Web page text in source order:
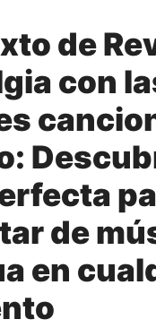
de
con
de
en